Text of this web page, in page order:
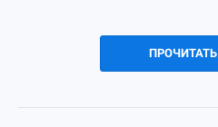
ПРОЧИТАТЬ